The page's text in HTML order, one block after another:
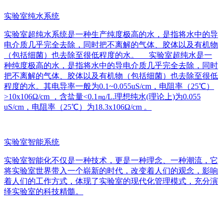
实验室纯水系统
实验室超纯水系统是一种生产纯度极高的水，是指将水中的导
电介质几乎完全去除，同时把不离解的气体、胶体以及有机物
（包括细菌）也去除至很低程度的水。 实验室超纯水是一
种纯度极高的水，是指将水中的导电介质几乎完全去除，同时
把不离解的气体、胶体以及有机物（包括细菌）也去除至很低
程度的水。其电导率一般为0.1~0.055uS/cm，电阻率（25℃）
>10x106Ω/cm ，含盐量<0.1㎎/L.理想纯水(理论上)为0.055
uS/cm，电阻率（25℃）为18.3x106Ω/cm 。
实验室智能系统
实验室智能化不仅是一种技术，更是一种理念、一种潮流，它
将实验室世界带入一个崭新的时代，改变着人们的观念，影响
着人们的工作方式，体现了实验室的现代化管理模式，充分演
绎实验室的科技精髓。